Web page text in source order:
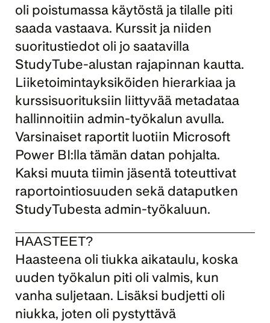
oli poistumassa käytöstä ja tilalle piti
saada vastaava. Kurssit ja niiden
suoritustiedot oli jo saatavilla
StudyTube-alustan rajapinnan kautta.
Liiketoimintayksiköiden hierarkiaa ja
kurssisuorituksiin liittyvää metadataa
hallinnoitiin admin-työkalun avulla.
Varsinaiset raportit luotiin Microsoft
Power BI:lla tämän datan pohjalta.
Kaksi muuta tiimin jäsentä toteuttivat
raportointiosuuden sekä dataputken
StudyTubesta admin-työkaluun.
HAASTEET?
Haasteena oli tiukka aikataulu, koska
uuden työkalun piti oli valmis, kun
vanha suljetaan. Lisäksi budjetti oli
niukka, joten oli pystyttävä